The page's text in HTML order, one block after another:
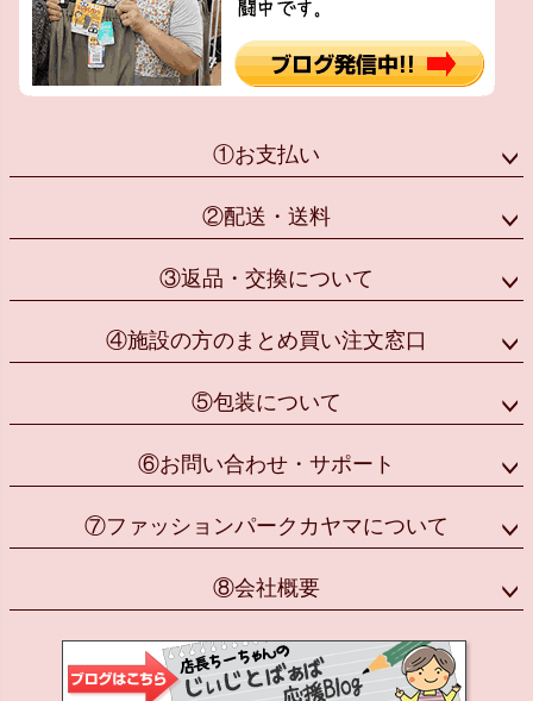
①お支払い
②配送・送料
③返品・交換について
④施設の方のまとめ買い注文窓口
⑤包装について
⑥お問い合わせ・サポート
⑦ファッションパークカヤマについて
⑧会社概要